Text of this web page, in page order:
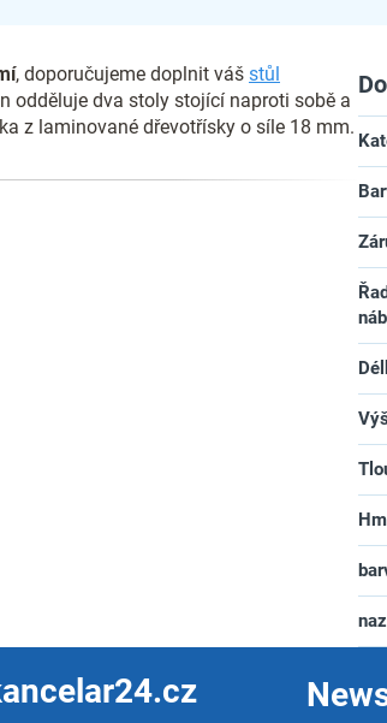
, doporučujeme doplnit váš stůl
odděluje dva stoly stojící naproti sobě a
z laminované dřevotřísky o síle 18 mm.